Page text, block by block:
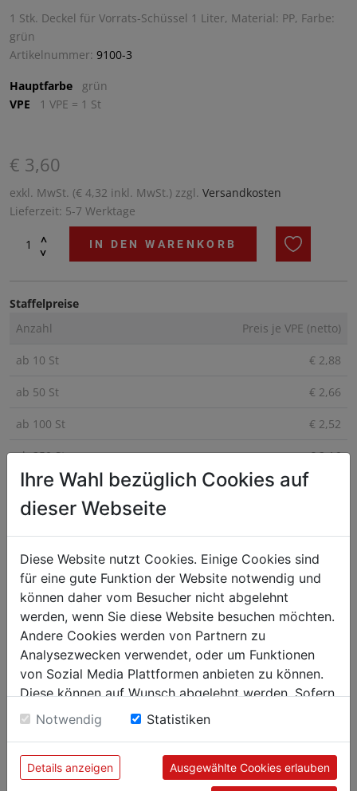
1 Stk. Deckel für Vorrats-Schüssel 1 Liter, Material: PP, Farbe:
grün
Artikelnummer: 9100-3
Hauptfarbe
grün
VPE
1 VPE = 1 St
€ 3,60
exkl. MwSt. (€ 4,32 inkl. MwSt.) zzgl. Versandkosten
Lieferzeit: 5-7 Werktage
^
^
IN DEN WARENKORB
Staffelpreise
Anzahl
Preis je VPE (netto)
ab 10 St € 2,88
ab 50 St € 2,66
ab 100 St € 2,52
ab 250 St € 2,16
Der flexible, abnehmbare Deckel für Vorrats-Schüssel 1 Liter
PP schließt die Vorratsdosen luftdicht ab, dadurch eignen sich
diese Schüsseln auch besonders gut zum Transportieren und
Servieren fertiger Speisen. In 6 Farben erhältlich.
Ihre Wahl bezüglich Cookies auf
dieser Webseite
Diese Website nutzt Cookies. Einige Cookies sind
für eine gute Funktion der Website notwendig und
können daher vom Besucher nicht abgelehnt
werden, wenn Sie diese Website besuchen möchten.
Andere Cookies werden von Partnern zu
Analysezwecken verwendet, oder um Funktionen
von Sozial Media Plattformen anbieten zu können.
Diese können auf Wunsch abgelehnt werden. Sofern
sie unsere Webseite weiter nutzen, geben Sie
Einwilligung zu unseren Cookies.
Notwendig Statistiken
Details anzeigen Ausgewählte Cookies erlauben